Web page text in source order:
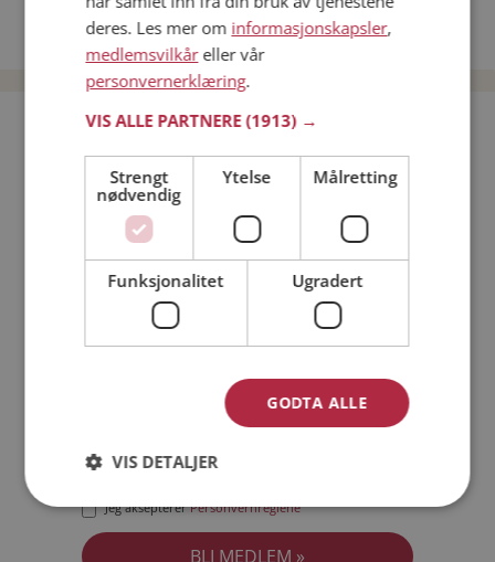
Date kvinner i Norge
Date menn i Norge
Bli medlem gratis!
Jeg er en:
Jeg akseptererPersonvernreglene
deres. Les mer om informasjonskapsler,
medlemsvilkåreller vår
personvernerklæring.
VIS ALLE PARTNERE(1913) →
Strengt
nødvendig
Ytelse Målretting
Funksjonalitet Ugradert
GODTA ALLE
VIS DETALJER